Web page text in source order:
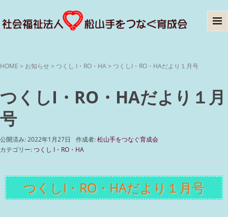
HOME > お知らせ> つくし I・RO・HA> つくしI・RO・HAだより１月号
つくしI・RO・HAだより１月
号
公開済み: 2022年1月27日 作成者:松山手をつなぐ育成会
カテゴリー:つくし I・RO・HA
つくしI・RO・HAだより１月号